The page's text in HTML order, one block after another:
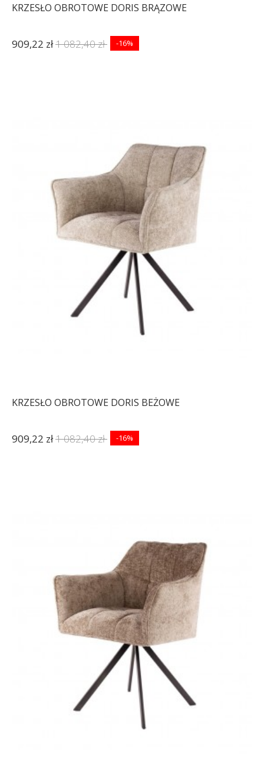
KRZESŁO OBROTOWE DORIS BRĄZOWE
909,22 zł1 082,40 zł -16%
KRZESŁO OBROTOWE DORIS BEŻOWE
909,22 zł1 082,40 zł -16%